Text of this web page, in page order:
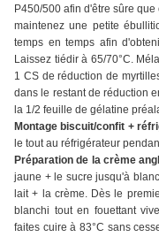
P450/500 afin d'être sûre
maintenez une petite
temps en temps afin
Laissez tiédir à 65/70°C.
1 CS de réduction de
dans le restant de réduction
la 1/2 feuille de gélatine
Montage biscuit/confit +
le tout au réfrigérateur
Préparation de la crème
jaune + le sucre jusqu'à
lait + la crème. Dès le
blanchi tout en fouettant
faites cuire à 83°C sans